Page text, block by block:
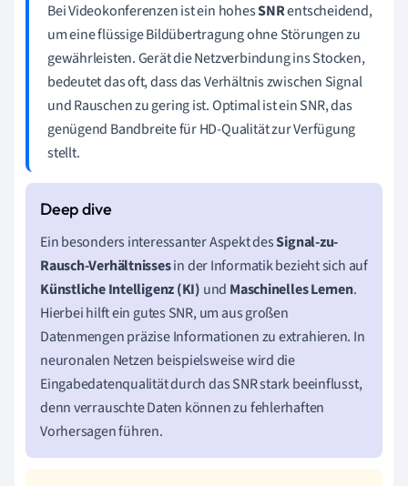
Bei Videokonferenzen ist ein hohesSNRentscheidend,
um eine flüssige Bildübertragung ohne Störungen zu
gewährleisten. Gerät die Netzverbindung ins Stocken,
bedeutet das oft, dass das Verhältnis zwischen Signal
und Rauschen zu gering ist. Optimal ist ein SNR, das
genügend Bandbreite für HD-Qualität zur Verfügung
stellt.
Ein besonders interessanter Aspekt desSignal-zu-
Rausch-Verhältnissesin der Informatik bezieht sich auf
Künstliche Intelligenz (KI) und Maschinelles Lernen.
Hierbei hilft ein gutes SNR, um aus großen
Datenmengen präzise Informationen zu extrahieren. In
neuronalen Netzen beispielsweise wird die
Eingabedatenqualität durch das SNR stark beeinflusst,
denn verrauschte Daten können zu fehlerhaften
Vorhersagen führen.